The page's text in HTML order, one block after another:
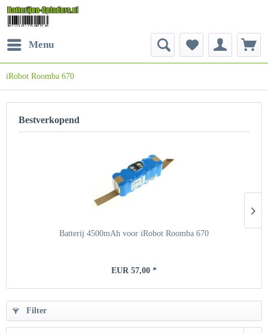
Menu
iRobot Roomba 670
Bestverkopend
Batterij 4500mAh voor iRobot Roomba 670
EUR 57,00 *
Filter